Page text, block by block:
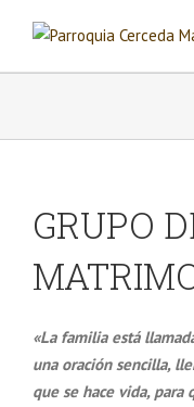
GRUPO
«La familia está
una oración sencilla,
que se hace vida, para